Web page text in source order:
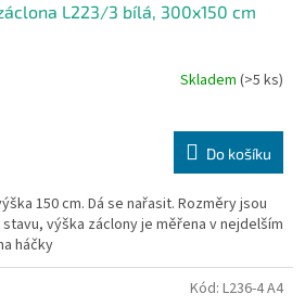
L223/3 bílá, 300x150 cm
Skladem (>5 ks)
Do košíku
150 cm. Dá se nařasit. Rozměry jsou
výška záclony je měřena v nejdelším
háčky
Kód: L236-4 A4